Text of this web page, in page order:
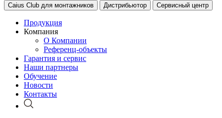
Caius Club для монтажников Дистрибьютор Сервисный центр
Продукция
Компания
О Компании
Референц-объекты
Гарантия и сервис
Наши партнеры
Обучение
Новости
Контакты